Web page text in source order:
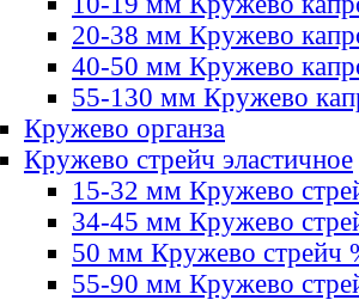
20-38 мм Кружево
40-50 мм Кружево
55-130 мм Кружево
Кружево органза
Кружево стрейч эластичное
15-32 мм Кружево
34-45 мм Кружево
50 мм Кружево стрейч
55-90 мм Кружево